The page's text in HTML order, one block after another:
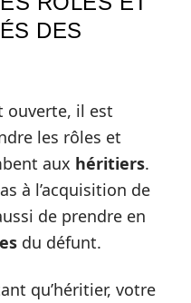
DES
ouverte, il est
les rôles et
aux héritiers.
à l’acquisition de
de prendre en
du défunt.
qu’héritier, votre